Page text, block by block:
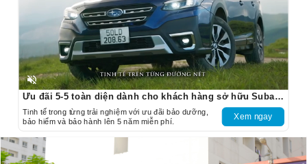
Unmute
Ưu đãi 5-5 toàn diện dành cho khách hàng sở hữu Subaru Outback
Tinh tế trong từng trải nghiệm với ưu đãi bảo dưỡng,
bảo hiểm và bảo hành lên 5 năm miễn phí.
Xem ngay